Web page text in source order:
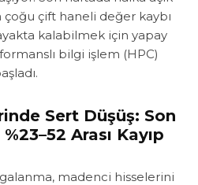
çift haneli değer kaybı
kalabilmek için yapay
bilgi işlem (HPC)
Sert Düşüş: Son
Arası Kayıp
madenci hisselerini